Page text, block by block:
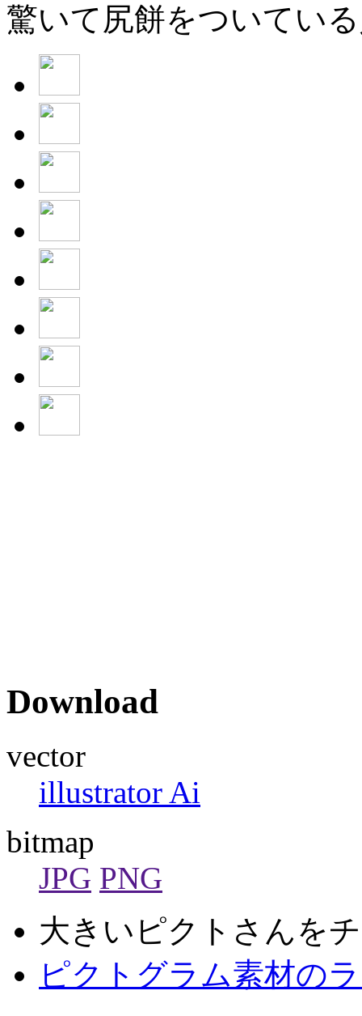
驚いて尻餅をついてい
Download
vector
illustrator Ai
bitmap
JPG PNG
大きいピクトさんを
ピクトグラム素材の